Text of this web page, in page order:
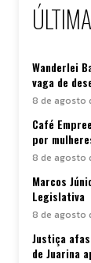
Wanderlei
vaga de
8 de agosto
Café
por
8 de agosto
Marcos
Legislativa
8 de agosto
Justiça
de Juarina